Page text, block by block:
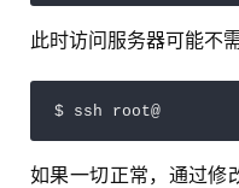
此时访问服务器可能不
$ ssh root@
如果一切正常，通过